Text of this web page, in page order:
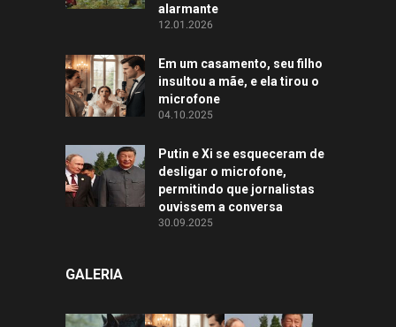
alarmante
12.01.2026
Em um casamento, seu filho
insultou a mãe, e ela tirou o
microfone
04.10.2025
Putin e Xi se esqueceram de
desligar o microfone,
permitindo que jornalistas
ouvissem a conversa
30.09.2025
GALERIA